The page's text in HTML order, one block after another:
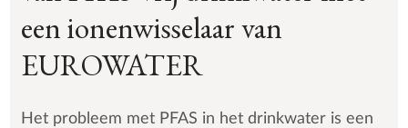
een ionenwisselaar van
EUROWATER
Het probleem met PFAS in het drinkwater is een